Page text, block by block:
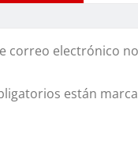
correo electrónico
están